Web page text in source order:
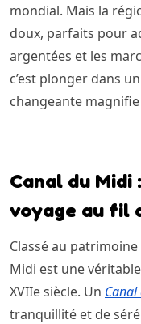
mondial. Mais la
doux, parfaits pour
argentées et les
c’est plonger dans
changeante
Canal du Midi
voyage au fil
Classé au patrimoine
Midi est une
XVIIe siècle. Un
tranquillité et de